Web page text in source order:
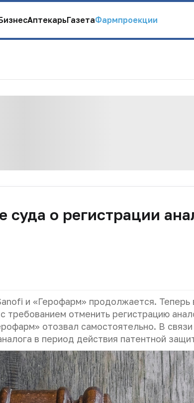
АптекарьГазетаФармпроекции
о регистрации
и «Герофарм» продолжается. Теперь
отменить регистрацию
отозвал самостоятельно. В
в период действия патентной